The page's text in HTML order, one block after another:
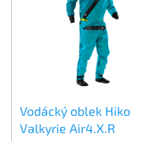
Vodácký oblek Hiko
Valkyrie Air4.X.R